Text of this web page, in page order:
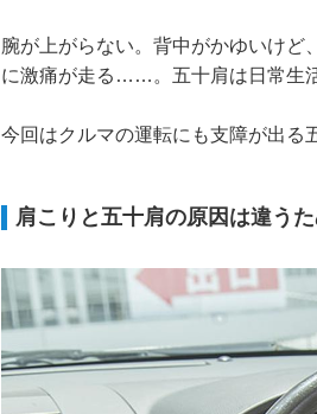
腕が上がらない。背中がかゆいけど
に激痛が走る……。五十肩は日常生
今回はクルマの運転にも支障が出る
肩こりと五十肩の原因は違う